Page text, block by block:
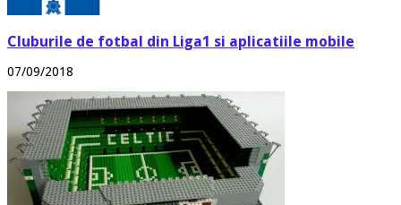
Cluburile de fotbal din Liga1 si aplicatiile mobile
07/09/2018